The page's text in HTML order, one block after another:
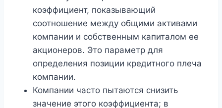
коэффициент, показывающий
соотношение между общими активами
компании и собственным капиталом ее
акционеров. Это параметр для
определения позиции кредитного плеча
компании.
Компании часто пытаются снизить
значение этого коэффициента; в